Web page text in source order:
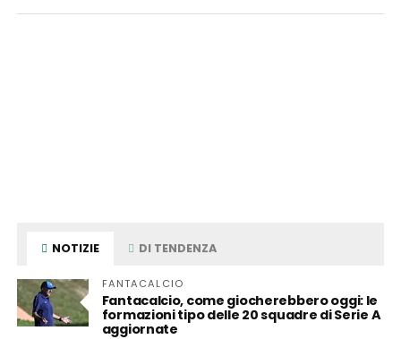
NOTIZIE DI TENDENZA
FANTACALCIO
Fantacalcio, come giocherebbero oggi: le
formazioni tipo delle 20 squadre di Serie A
aggiornate